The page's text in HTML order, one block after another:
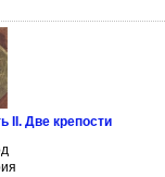
II. Две крепости